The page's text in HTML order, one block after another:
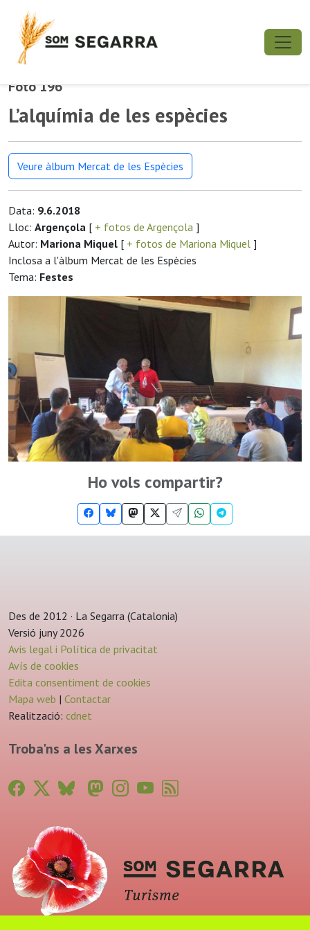
Foto 196
L’alquímia de les espècies
Veure àlbum Mercat de les Espècies
Data: 9.6.2018
Lloc: Argençola [ + fotos de Argençola ]
Autor: Mariona Miquel [ + fotos de Mariona Miquel ]
Inclosa a l'àlbum Mercat de les Espècies
Tema: Festes
Ho vols compartir?
Des de 2012 · La Segarra (Catalonia)
Versió juny 2026
Avis legal i Política de privacitat
Avís de cookies
Edita consentiment de cookies
Mapa web | Contactar
Realització: cdnet
Troba'ns a les Xarxes